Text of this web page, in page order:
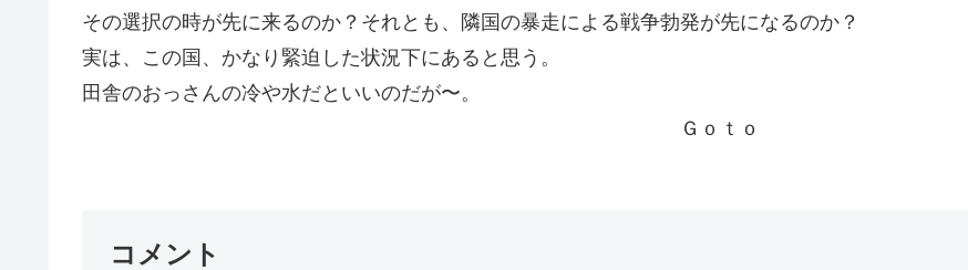
その選択の時が先に来るのか？それとも、隣国の暴走による戦争勃発が先になるのか？
実は、この国、かなり緊迫した状況下にあると思う。
田舎のおっさんの冷や水だといいのだが〜。
Ｇｏｔｏ
コメント